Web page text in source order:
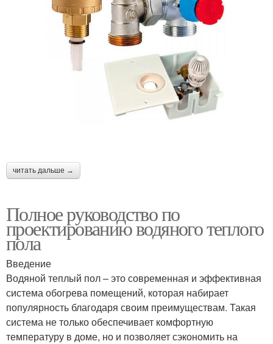
читать дальше →
Полное руководство по
проектированию водяного теплого
пола
Введение
Водяной теплый пол – это современная и эффективная
система обогрева помещений, которая набирает
популярность благодаря своим преимуществам. Такая
система не только обеспечивает комфортную
температуру в доме, но и позволяет сэкономить на